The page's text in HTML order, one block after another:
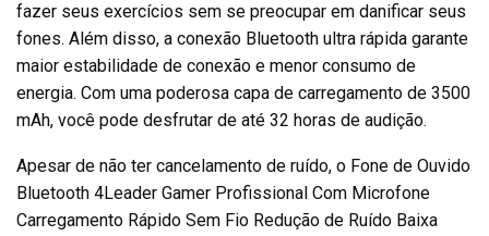
fazer seus exercícios sem se preocupar em danificar seus
fones. Além disso, a conexão Bluetooth ultra rápida garante
maior estabilidade de conexão e menor consumo de
energia. Com uma poderosa capa de carregamento de 3500
mAh, você pode desfrutar de até 32 horas de audição.
Apesar de não ter cancelamento de ruído, o Fone de Ouvido
Bluetooth 4Leader Gamer Profissional Com Microfone
Carregamento Rápido Sem Fio Redução de Ruído Baixa